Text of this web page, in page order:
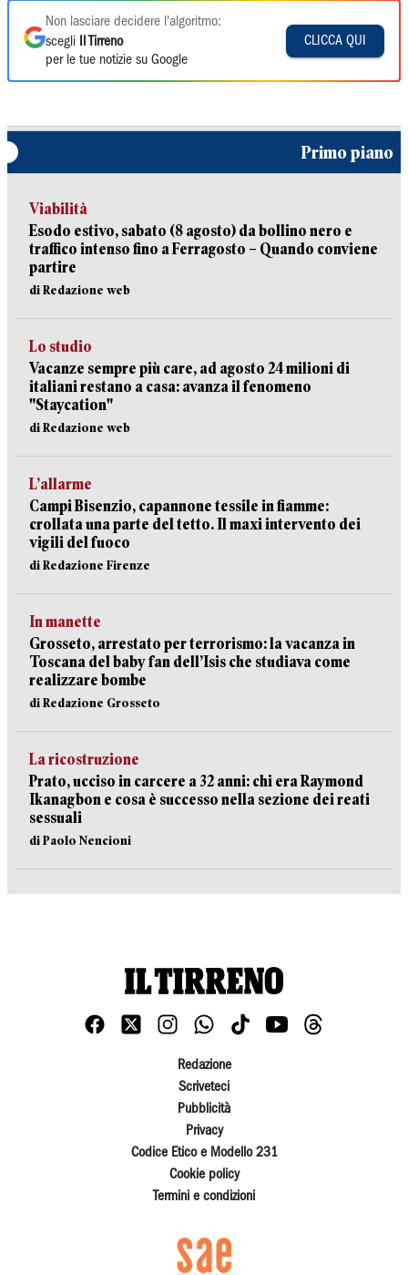
Non lasciare decidere l'algoritmo:
scegli
Il Tirreno
per le tue notizie su Google
CLICCA QUI
Primo piano
Viabilità
Esodo estivo, sabato (8 agosto) da bollino nero e
traffico intenso fino a Ferragosto – Quando conviene
partire
di Redazione web
Lo studio
Vacanze sempre più care, ad agosto 24 milioni di
italiani restano a casa: avanza il fenomeno
"Staycation"
di Redazione web
L’allarme
Campi Bisenzio, capannone tessile in fiamme:
crollata una parte del tetto. Il maxi intervento dei
vigili del fuoco
di Redazione Firenze
In manette
Grosseto, arrestato per terrorismo: la vacanza in
Toscana del baby fan dell’Isis che studiava come
realizzare bombe
di Redazione Grosseto
La ricostruzione
Prato, ucciso in carcere a 32 anni: chi era Raymond
Ikanagbon e cosa è successo nella sezione dei reati
sessuali
di Paolo Nencioni
Redazione
Scriveteci
Pubblicità
Privacy
Codice Etico e Modello 231
Cookie policy
Termini e condizioni